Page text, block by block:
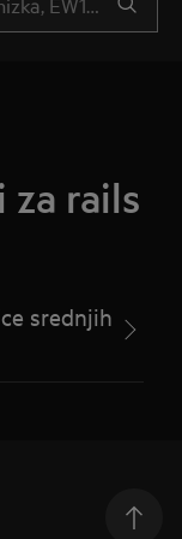
za rails
srednjih